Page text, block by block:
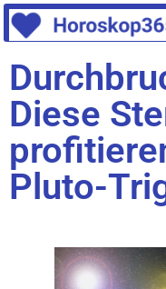
Diese
Pluto-